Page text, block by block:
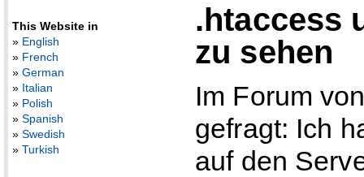
.htaccess
zu sehen
Im Forum
gefragt: Ich
auf den
This Website in
» English
» French
» German
» Italian
» Polish
» Spanish
» Swedish
» Turkish